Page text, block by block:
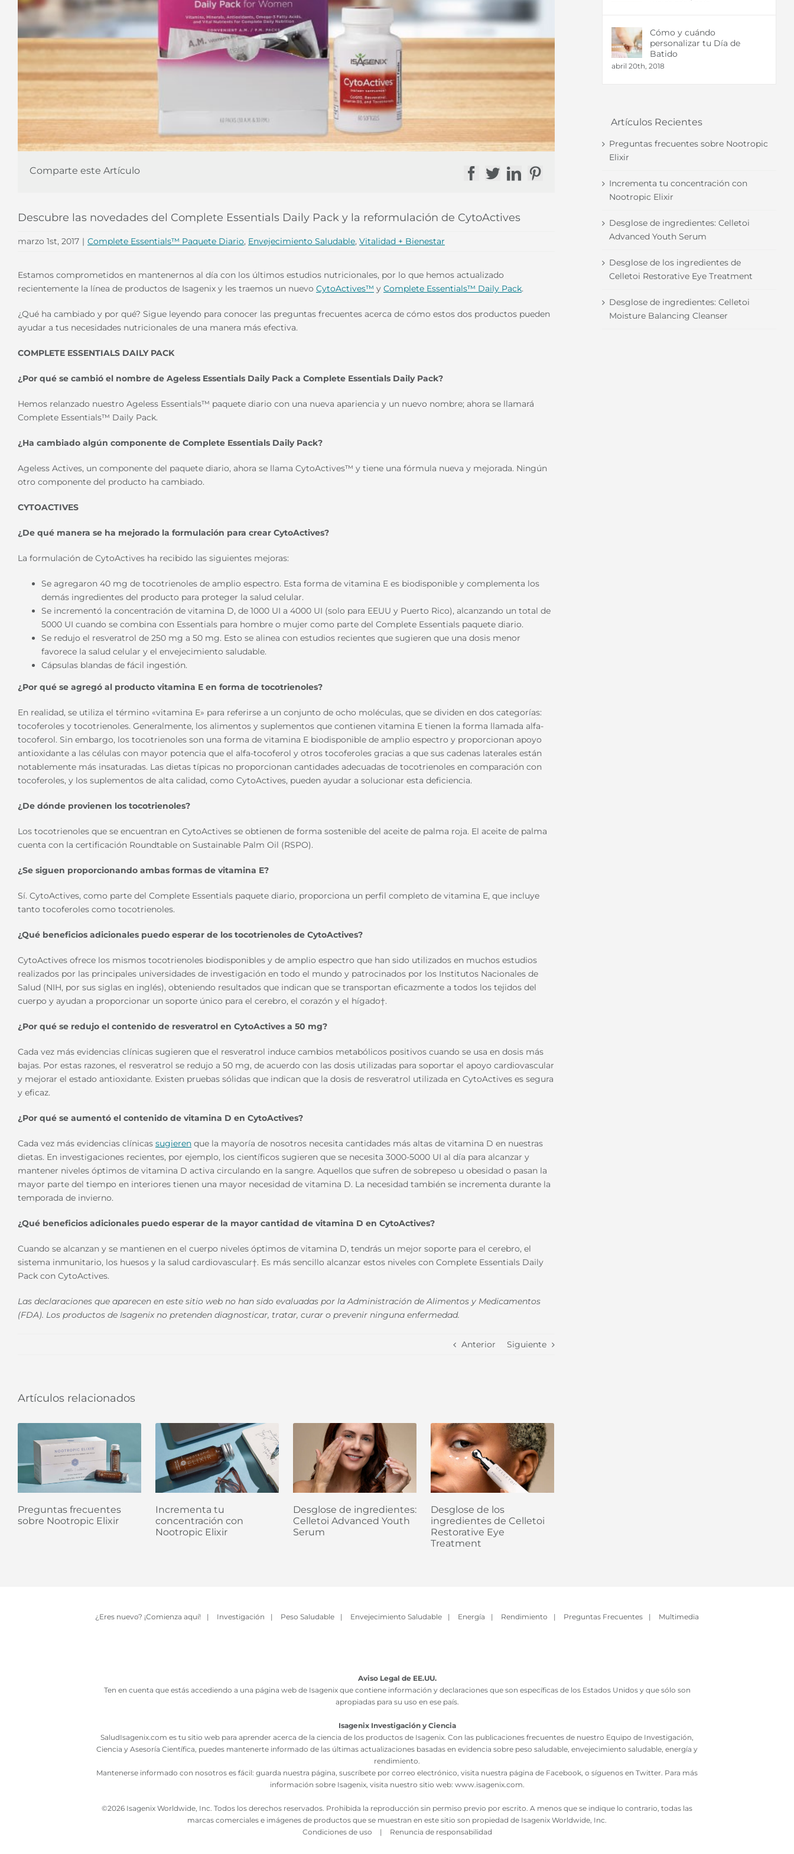
Comparte este Artículo
Facebook
TwitterLinkedIn
Pinterest
Descubre las novedades del Complete Essentials Daily Pack y la reformulación de CytoActives
marzo 1st, 2017 | Complete Essentials™ Paquete Diario, Envejecimiento Saludable, Vitalidad + Bienestar
Estamos comprometidos en mantenernos al día con los últimos estudios nutricionales, por lo que hemos actualizado
recientemente la línea de productos de Isagenix y les traemos un nuevo CytoActives™ y Complete Essentials™ Daily Pack.
¿Qué ha cambiado y por qué? Sigue leyendo para conocer las preguntas frecuentes acerca de cómo estos dos productos pueden
ayudar a tus necesidades nutricionales de una manera más efectiva.
COMPLETE ESSENTIALS DAILY PACK
¿Por qué se cambió el nombre de Ageless Essentials Daily Pack a Complete Essentials Daily Pack?
Hemos relanzado nuestro Ageless Essentials™ paquete diario con una nueva apariencia y un nuevo nombre; ahora se llamará
Complete Essentials™ Daily Pack.
¿Ha cambiado algún componente de Complete Essentials Daily Pack?
Ageless Actives, un componente del paquete diario, ahora se llama CytoActives™ y tiene una fórmula nueva y mejorada. Ningún
otro componente del producto ha cambiado.
CYTOACTIVES
¿De qué manera se ha mejorado la formulación para crear CytoActives?
La formulación de CytoActives ha recibido las siguientes mejoras:
Se agregaron 40 mg de tocotrienoles de amplio espectro. Esta forma de vitamina E es biodisponible y complementa los
demás ingredientes del producto para proteger la salud celular.
Se incrementó la concentración de vitamina D, de 1000 UI a 4000 UI (solo para EEUU y Puerto Rico), alcanzando un total de
5000 UI cuando se combina con Essentials para hombre o mujer como parte del Complete Essentials paquete diario.
Se redujo el resveratrol de 250 mg a 50 mg. Esto se alinea con estudios recientes que sugieren que una dosis menor
favorece la salud celular y el envejecimiento saludable.
Cápsulas blandas de fácil ingestión.
¿Por qué se agregó al producto vitamina E en forma de tocotrienoles?
En realidad, se utiliza el término «vitamina E» para referirse a un conjunto de ocho moléculas, que se dividen en dos categorías:
tocoferoles y tocotrienoles. Generalmente, los alimentos y suplementos que contienen vitamina E tienen la forma llamada alfa-
tocoferol. Sin embargo, los tocotrienoles son una forma de vitamina E biodisponible de amplio espectro y proporcionan apoyo
antioxidante a las células con mayor potencia que el alfa-tocoferol y otros tocoferoles gracias a que sus cadenas laterales están
notablemente más insaturadas. Las dietas típicas no proporcionan cantidades adecuadas de tocotrienoles en comparación con
tocoferoles, y los suplementos de alta calidad, como CytoActives, pueden ayudar a solucionar esta deficiencia.
¿De dónde provienen los tocotrienoles?
Los tocotrienoles que se encuentran en CytoActives se obtienen de forma sostenible del aceite de palma roja. El aceite de palma
cuenta con la certificación Roundtable on Sustainable Palm Oil (RSPO).
¿Se siguen proporcionando ambas formas de vitamina E?
Sí. CytoActives, como parte del Complete Essentials paquete diario, proporciona un perfil completo de vitamina E, que incluye
tanto tocoferoles como tocotrienoles.
¿Qué beneficios adicionales puedo esperar de los tocotrienoles de CytoActives?
CytoActives ofrece los mismos tocotrienoles biodisponibles y de amplio espectro que han sido utilizados en muchos estudios
realizados por las principales universidades de investigación en todo el mundo y patrocinados por los Institutos Nacionales de
Salud (NIH, por sus siglas en inglés), obteniendo resultados que indican que se transportan eficazmente a todos los tejidos del
cuerpo y ayudan a proporcionar un soporte único para el cerebro, el corazón y el hígado†.
¿Por qué se redujo el contenido de resveratrol en CytoActives a 50 mg?
Cada vez más evidencias clínicas sugieren que el resveratrol induce cambios metabólicos positivos cuando se usa en dosis más
bajas. Por estas razones, el resveratrol se redujo a 50 mg, de acuerdo con las dosis utilizadas para soportar el apoyo cardiovascular
y mejorar el estado antioxidante. Existen pruebas sólidas que indican que la dosis de resveratrol utilizada en CytoActives es segura
y eficaz.
¿Por qué se aumentó el contenido de vitamina D en CytoActives?
Cada vez más evidencias clínicas sugieren que la mayoría de nosotros necesita cantidades más altas de vitamina D en nuestras
dietas. En investigaciones recientes, por ejemplo, los científicos sugieren que se necesita 3000-5000 UI al día para alcanzar y
mantener niveles óptimos de vitamina D activa circulando en la sangre. Aquellos que sufren de sobrepeso u obesidad o pasan la
mayor parte del tiempo en interiores tienen una mayor necesidad de vitamina D. La necesidad también se incrementa durante la
temporada de invierno.
¿Qué beneficios adicionales puedo esperar de la mayor cantidad de vitamina D en CytoActives?
Cuando se alcanzan y se mantienen en el cuerpo niveles óptimos de vitamina D, tendrás un mejor soporte para el cerebro, el
sistema inmunitario, los huesos y la salud cardiovascular†. Es más sencillo alcanzar estos niveles con Complete Essentials Daily
Pack con CytoActives.
Las declaraciones que aparecen en este sitio web no han sido evaluadas por la Administración de Alimentos y Medicamentos
(FDA). Los productos de Isagenix no pretenden diagnosticar, tratar, curar o prevenir ninguna enfermedad.
Anterior Siguiente
Artículos relacionados
Preguntas frecuentes
sobre Nootropic Elixir
Incrementa tu
concentración con
Nootropic Elixir
Desglose de ingredientes:
Celletoi Advanced Youth
Serum
Desglose de los
ingredientes de Celletoi
Restorative Eye
Treatment
Cómo y cuándo
personalizar tu Día de
Batido
abril 20th, 2018
Artículos Recientes
Preguntas frecuentes sobre Nootropic
Elixir
Incrementa tu concentración con
Nootropic Elixir
Desglose de ingredientes: Celletoi
Advanced Youth Serum
Desglose de los ingredientes de
Celletoi Restorative Eye Treatment
Desglose de ingredientes: Celletoi
Moisture Balancing Cleanser
¿Eres nuevo? ¡Comienza aquí! | Investigación | Peso Saludable | Envejecimiento Saludable | Energía | Rendimiento | Preguntas Frecuentes | Multimedia
Aviso Legal de EE.UU.
Ten en cuenta que estás accediendo a una página web de Isagenix que contiene información y declaraciones que son específicas de los Estados Unidos y que sólo son
apropiadas para su uso en ese país.
Isagenix Investigación y Ciencia
SaludIsagenix.com es tu sitio web para aprender acerca de la ciencia de los productos de Isagenix. Con las publicaciones frecuentes de nuestro Equipo de Investigación,
Ciencia y Asesoría Científica, puedes mantenerte informado de las últimas actualizaciones basadas en evidencia sobre peso saludable, envejecimiento saludable, energía y
rendimiento.
Mantenerse informado con nosotros es fácil: guarda nuestra página, suscríbete por correo electrónico, visita nuestra página de Facebook, o síguenos en Twitter. Para más
información sobre Isagenix, visita nuestro sitio web: www.isagenix.com
©2026 Isagenix Worldwide, Inc. Todos los derechos reservados. Prohibida la reproducción sin permiso previo por escrito. A menos que se indique lo contrario, todas las
marcas comerciales e imágenes de productos que se muestran en este sitio son propiedad de Isagenix Worldwide, Inc.
Condiciones de uso
| Renuncia de responsabilidad